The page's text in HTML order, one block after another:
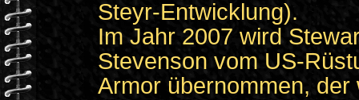
Steyr-Entwicklung).
Im Jahr 2007 wird
Stevenson vom US-
Armor übernommen, der